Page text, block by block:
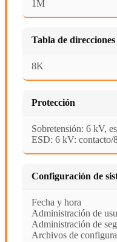
1M
Tabla de
8K
Protección
Sobretensión: 6 kV,
ESD: 6 kV: contacto/
Configuración de
Fecha y hora
Administración de
Administración de
Archivos de